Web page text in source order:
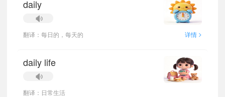
daily
翻译：每日的，每天的 详情 >
daily life
翻译：日常生活